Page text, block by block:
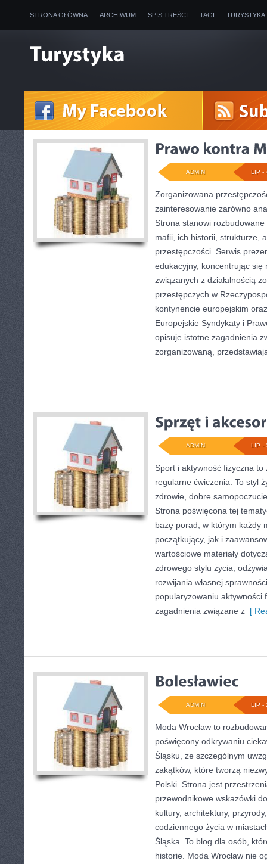
STRONA GŁÓWNA ARCHIWUM SPIS TREŚCI TAGI
LIP -
ADMIN
Zorganizowana
zainteresowanie zarówno
Strona stanowi
mafii, ich historii, strukturze,
przestępczości. Serwis
edukacyjny, koncentrując się
związanych z działalnością
przestępczych w
kontynencie europejskim
Europejskie Syndykaty i
opisuje istotne zagadnienia
zorganizowaną,
LIP -
ADMIN
Sport i aktywność fizyczna
regularne ćwiczenia. To styl
zdrowie, dobre
Strona poświęcona tej
bazę porad, w którym każdy
początkujący, jak i
wartościowe materiały
zdrowego stylu życia,
rozwijania własnej
popularyzowaniu aktywności
zagadnienia związane z [
LIP -
ADMIN
Moda Wrocław to
poświęcony odkrywaniu
Śląsku, ze szczególnym
zakątków, które tworzą
Polski. Strona jest
przewodnikowe wskazówki
kultury, architektury,
codziennego życia w
Śląska. To blog dla osób,
historie. Moda Wrocław nie